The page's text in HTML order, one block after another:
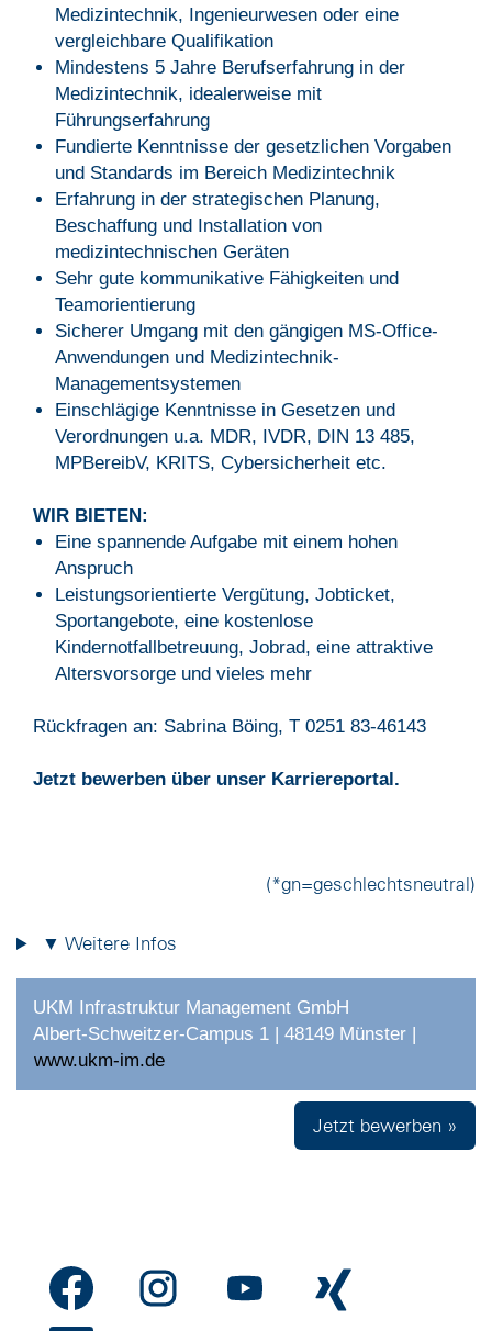
Medizintechnik, Ingenieurwesen oder eine
vergleichbare Qualifikation
Mindestens 5 Jahre Berufserfahrung in der
Medizintechnik, idealerweise mit
Führungserfahrung
Fundierte Kenntnisse der gesetzlichen Vorgaben
und Standards im Bereich Medizintechnik
Erfahrung in der strategischen Planung,
Beschaffung und Installation von
medizintechnischen Geräten
Sehr gute kommunikative Fähigkeiten und
Teamorientierung
Sicherer Umgang mit den gängigen MS-Office-
Anwendungen und Medizintechnik-
Managementsystemen
Einschlägige Kenntnisse in Gesetzen und
Verordnungen u.a. MDR, IVDR, DIN 13 485,
MPBereibV, KRITS, Cybersicherheit etc.
WIR BIETEN:
Eine spannende Aufgabe mit einem hohen
Anspruch
Leistungsorientierte Vergütung, Jobticket,
Sportangebote, eine kostenlose
Kindernotfallbetreuung, Jobrad, eine attraktive
Altersvorsorge und vieles mehr
Rückfragen an: Sabrina Böing, T 0251 83-46143
Jetzt bewerben über unser Karriereportal.
(*gn=geschlechtsneutral)
▼ Weitere Infos
UKM Infrastruktur Management GmbH
Albert-Schweitzer-Campus 1 | 48149 Münster |
www.ukm-im.de
Jetzt bewerben »
W
d
W